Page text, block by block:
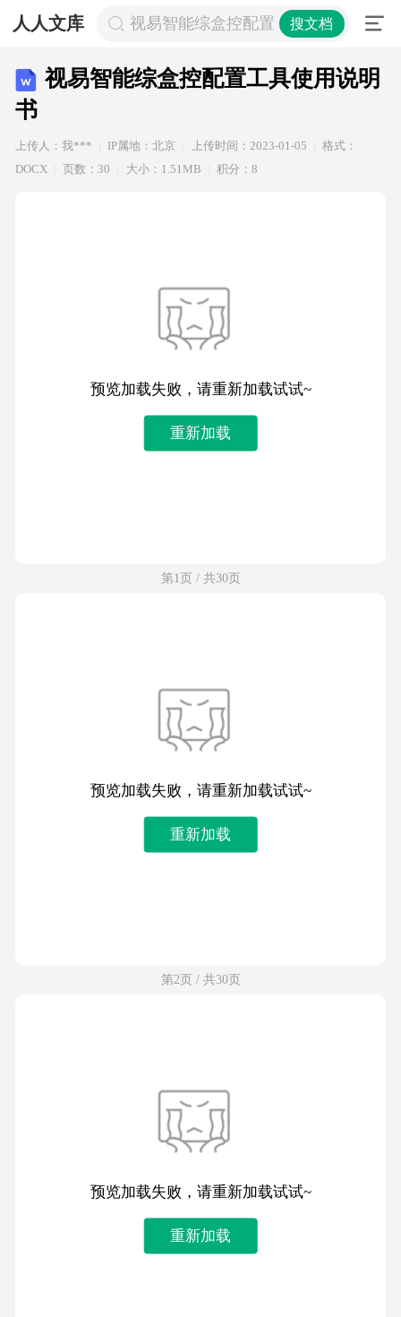
人人文库 视易智能综盒控配置工具使用说明书
搜文档
视易智能综盒控配置工具使用说明
书
上传人：我*** IP属地：北京 上传时间：2023-01-05
格式：
DOCX
页数：30 大小：1.51MB 积分：8
预览加载失败，请重新加载试试~
重新加载
第1页 / 共30页
预览加载失败，请重新加载试试~
重新加载
第2页 / 共30页
预览加载失败，请重新加载试试~
重新加载